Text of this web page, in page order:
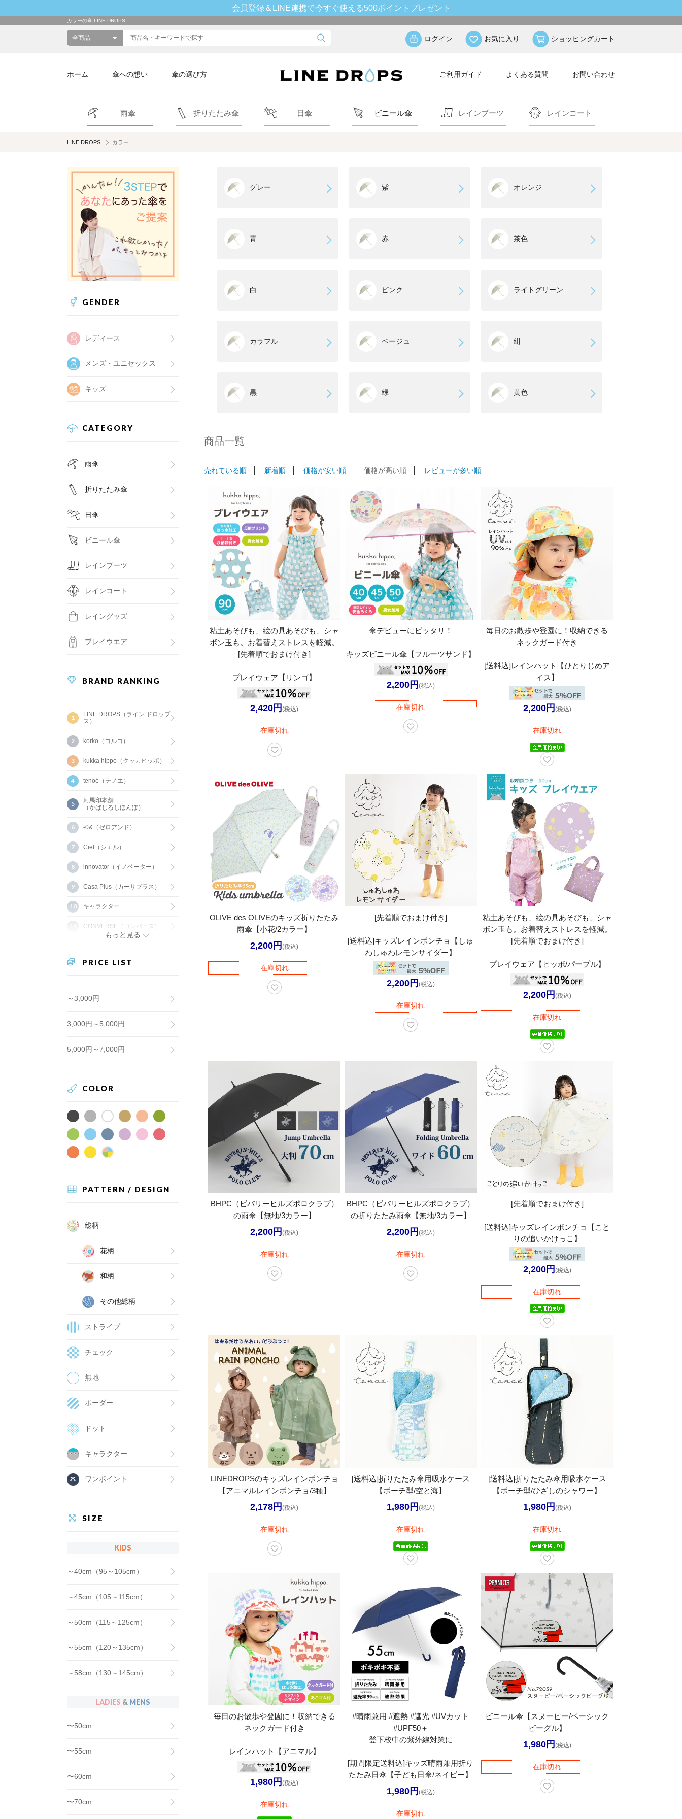
会員登録＆LINE連携で今すぐ使える500ポイントプレゼント
カラーの傘-LINE DROPS-
ログイン お気に入り ショッピングカート
ホーム 傘への想い 傘の選び方 ご利用ガイド よくある質問 お問い合わせ
雨傘 折りたたみ傘 日傘 ビニール傘 レインブーツ レインコート
LINE DROPS カラー
GENDER
レディース
メンズ・ユニセックス
キッズ
CATEGORY
雨傘
折りたたみ傘
日傘
ビニール傘
レインブーツ
レインコート
レイングッズ
プレイウエア
BRAND RANKING
LINE DROPS（ライン ドロップ
ス）
korko（コルコ）
kukka hippo（クッカヒッポ）
tenoé（テノエ）
河馬印本舗
（かばじるしほんぽ）
-0&（ゼロアンド）
Ciel（シエル）
innovator（イノベーター）
Casa Plus（カーサプラス）
キャラクター
CONVERSE（コンバース）
もっと見る
PRICE LIST
～3,000円
3,000円～5,000円
5,000円～7,000円
COLOR
PATTERN / DESIGN
総柄
花柄
和柄
その他総柄
ストライプ
チェック
無地
ボーダー
ドット
キャラクター
ワンポイント
SIZE
KIDS
～40cm（95～105cm）
～45cm（105～115cm）
～50cm（115～125cm）
～55cm（120～135cm）
～58cm（130～145cm）
LADIES & MENS
〜50cm
〜55cm
〜60cm
〜70cm
グレー 紫 オレンジ
青 赤 茶色
白 ピンク ライトグリーン
カラフル ベージュ 紺
黒 緑 黄色
商品一覧
売れている順 新着順 価格が安い順 価格が高い順 レビューが多い順
粘土あそびも、絵の具あそびも、シャ
ボン玉も。お着替えストレスを軽減。
[先着順でおまけ付き]
プレイウェア【リンゴ】
2,420円 (税込)
在庫切れ
傘デビューにピッタリ！
キッズビニール傘【フルーツサンド】
2,200円 (税込)
在庫切れ
毎日のお散歩や登園に！収納できる
ネックガード付き
[送料込]レインハット【ひとりじめア
イス】
2,200円 (税込)
在庫切れ
OLIVE des OLIVEのキッズ折りたたみ
雨傘【小花/2カラー】
2,200円 (税込)
在庫切れ
[先着順でおまけ付き]
[送料込]キッズレインポンチョ【しゅ
わしゅわレモンサイダー】
2,200円 (税込)
在庫切れ
粘土あそびも、絵の具あそびも、シャ
ボン玉も。お着替えストレスを軽減。
[先着順でおまけ付き]
プレイウェア【ヒッポ/パープル】
2,200円 (税込)
在庫切れ
BHPC（ビバリーヒルズポロクラブ）
の雨傘【無地/3カラー】
2,200円 (税込)
在庫切れ
BHPC（ビバリーヒルズポロクラブ）
の折りたたみ雨傘【無地/3カラー】
2,200円 (税込)
在庫切れ
[先着順でおまけ付き]
[送料込]キッズレインポンチョ【こと
りの追いかけっこ】
2,200円 (税込)
在庫切れ
LINEDROPSのキッズレインポンチョ
【アニマルレインポンチョ/3種】
2,178円 (税込)
在庫切れ
[送料込]折りたたみ傘用吸水ケース
【ポーチ型/空と海】
1,980円 (税込)
在庫切れ
[送料込]折りたたみ傘用吸水ケース
【ポーチ型/ひざしのシャワー】
1,980円 (税込)
在庫切れ
毎日のお散歩や登園に！収納できる
ネックガード付き
レインハット【アニマル】
1,980円 (税込)
在庫切れ
#晴雨兼用 #遮熱 #遮光 #UVカット
#UPF50＋
登下校中の紫外線対策に
[期間限定送料込]キッズ晴雨兼用折り
たたみ日傘【子ども日傘/ネイビー】
1,980円 (税込)
在庫切れ
ビニール傘【スヌーピー/ベーシック
ビーグル】
1,980円 (税込)
在庫切れ